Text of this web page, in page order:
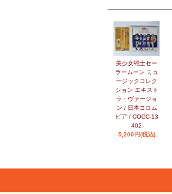
美少女戦士セー
ラームーン ミュ
ージックコレク
ション エキスト
ラ・ヴァージョ
ン / 日本コロム
ビア / COCC-13
402
5,200円(税込)